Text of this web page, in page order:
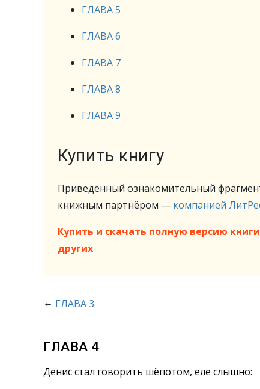
ГЛАВА 5
ГЛАВА 6
ГЛАВА 7
ГЛАВА 8
ГЛАВА 9
Купить книгу
Приведённый ознакомительный
книжным партнёром — компанией
Купить и скачать полную версию
других
← ГЛАВА 3
ГЛАВА 4
Денис стал говорить шёпотом, еле слышно: